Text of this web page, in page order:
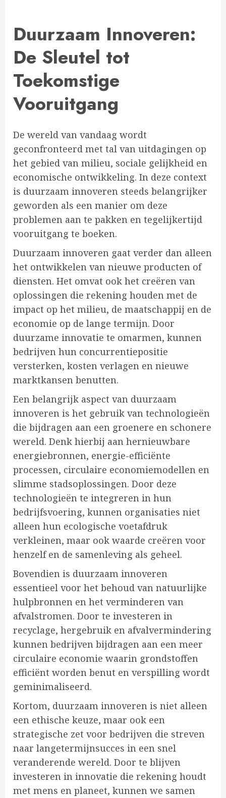
Duurzaam Innoveren:
De Sleutel tot
Toekomstige
Vooruitgang
De wereld van vandaag wordt
geconfronteerd met tal van uitdagingen op
het gebied van milieu, sociale gelijkheid en
economische ontwikkeling. In deze context
is duurzaam innoveren steeds belangrijker
geworden als een manier om deze
problemen aan te pakken en tegelijkertijd
vooruitgang te boeken.
Duurzaam innoveren gaat verder dan alleen
het ontwikkelen van nieuwe producten of
diensten. Het omvat ook het creëren van
oplossingen die rekening houden met de
impact op het milieu, de maatschappij en de
economie op de lange termijn. Door
duurzame innovatie te omarmen, kunnen
bedrijven hun concurrentiepositie
versterken, kosten verlagen en nieuwe
marktkansen benutten.
Een belangrijk aspect van duurzaam
innoveren is het gebruik van technologieën
die bijdragen aan een groenere en schonere
wereld. Denk hierbij aan hernieuwbare
energiebronnen, energie-efficiënte
processen, circulaire economiemodellen en
slimme stadsoplossingen. Door deze
technologieën te integreren in hun
bedrijfsvoering, kunnen organisaties niet
alleen hun ecologische voetafdruk
verkleinen, maar ook waarde creëren voor
henzelf en de samenleving als geheel.
Bovendien is duurzaam innoveren
essentieel voor het behoud van natuurlijke
hulpbronnen en het verminderen van
afvalstromen. Door te investeren in
recyclage, hergebruik en afvalvermindering
kunnen bedrijven bijdragen aan een meer
circulaire economie waarin grondstoffen
efficiënt worden benut en verspilling wordt
geminimaliseerd.
Kortom, duurzaam innoveren is niet alleen
een ethische keuze, maar ook een
strategische zet voor bedrijven die streven
naar langetermijnsucces in een snel
veranderende wereld. Door te blijven
investeren in innovatie die rekening houdt
met mens en planeet, kunnen we samen